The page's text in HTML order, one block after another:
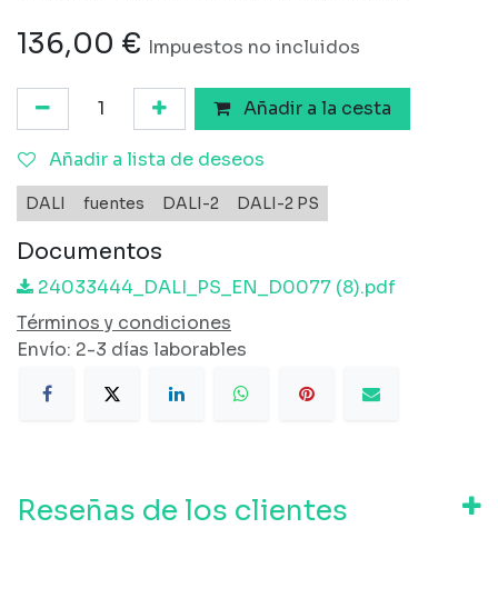
136,00 € Impuestos no incluidos
Añadir a la cesta
Añadir a lista de deseos
DALI fuentes DALI-2 DALI-2 PS
Documentos
24033444_DALI_PS_EN_D0077 (8).pdf
Términos y condiciones
Envío: 2-3 días laborables
Reseñas de los clientes